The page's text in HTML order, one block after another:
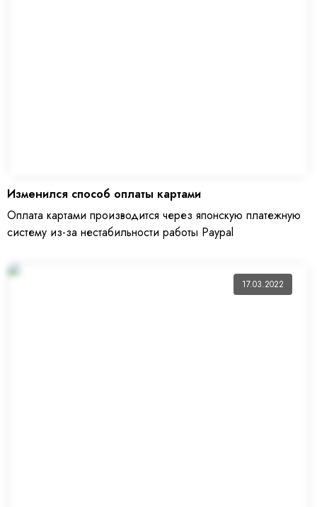
Изменился способ оплаты картами
Оплата картами производится через японскую платежную
систему из-за нестабильности работы Paypal
17.03.2022